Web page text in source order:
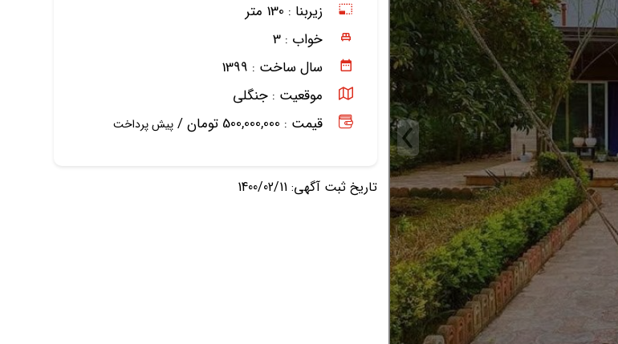
زیربنا : 130 متر
خواب : 3
سال ساخت : 1399
موقعیت : جنگلی
قیمت : 500,000,000 تومان /
پیش پرداخت
تاریخ ثبت آگهی: 1400/02/11